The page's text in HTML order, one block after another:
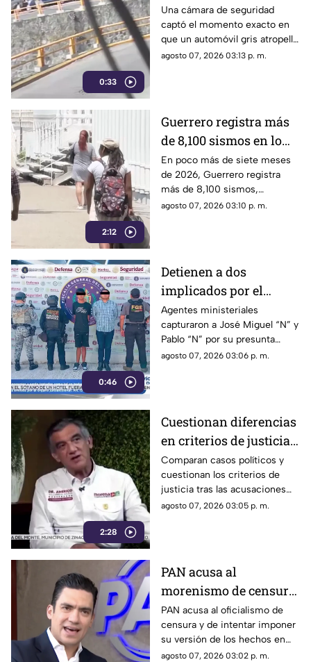
0:33
vehículo embiste a una
familia en
Chilpancingo
Una cámara de seguridad
captó el momento exacto en
que un automóvil gris atropelló
a una familia que caminaba
agosto 07, 2026 03:13 p. m.
2:12
Guerrero registra más
de 8,100 sismos en lo
que va de 2026, el año
con mayor sismicidad
de los últimos cinco
años
En poco más de siete meses
de 2026, Guerrero registra
más de 8,100 sismos,
posicionándose como el año
agosto 07, 2026 03:10 p. m.
0:46
Detienen a dos
implicados por el
homicidio de Violeta en
su estética en Acapulco
Agentes ministeriales
capturaron a José Miguel “N” y
Pablo “N” por su presunta
responsabilidad en el
agosto 07, 2026 03:06 p. m.
2:28
Cuestionan diferencias
en criterios de justicia
por casos políticos en
Guerrero y Sinaloa
Comparan casos políticos y
cuestionan los criterios de
justicia tras las acusaciones
contra exfuncionarios de
agosto 07, 2026 03:05 p. m.
PAN acusa al
morenismo de censura
y de imponer narrativa
en el debate público
PAN acusa al oficialismo de
censura y de intentar imponer
su versión de los hechos en
medio del debate político
agosto 07, 2026 03:02 p. m.